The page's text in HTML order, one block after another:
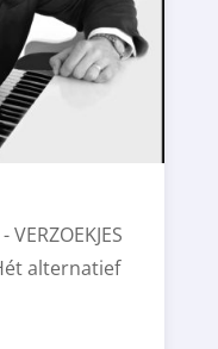
alternatief